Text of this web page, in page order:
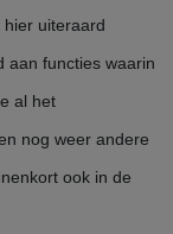
uiteraard
aan functies waarin
al het
nog weer andere
ook in de